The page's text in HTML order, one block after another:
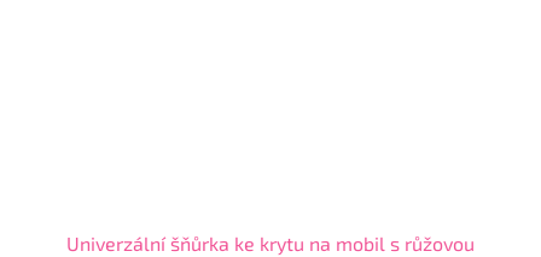
Univerzální šňůrka ke krytu na mobil s růžovou